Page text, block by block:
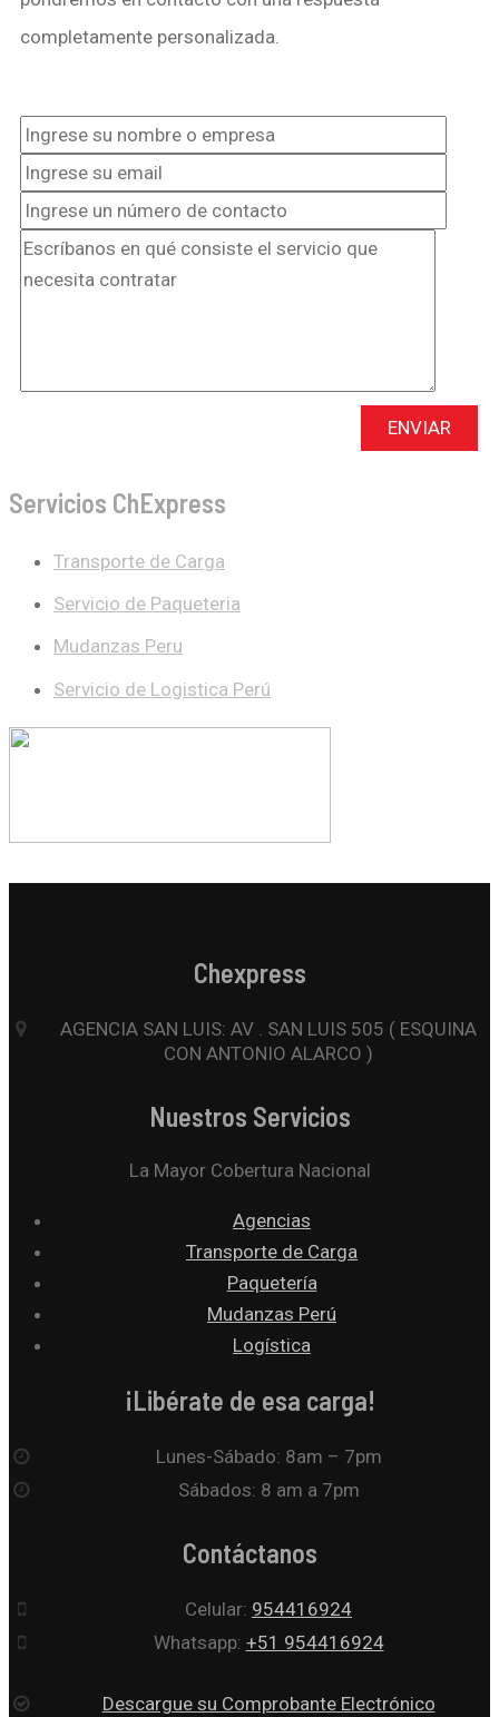
completamente personalizada.
Servicios ChExpress
Transporte de Carga
Servicio de Paqueteria
Mudanzas Peru
Servicio de Logistica Perú
Chexpress
AGENCIA SAN LUIS: AV . SAN LUIS 505 ( ESQUINA
CON ANTONIO ALARCO )
Nuestros Servicios
La Mayor Cobertura Nacional
Agencias
Transporte de Carga
Paquetería
Mudanzas Perú
Logística
¡Libérate de esa carga!
Lunes-Sábado: 8am – 7pm
Sábados: 8 am a 7pm
Contáctanos
Celular: 954416924
Whatsapp: +51 954416924
Descargue su Comprobante Electrónico